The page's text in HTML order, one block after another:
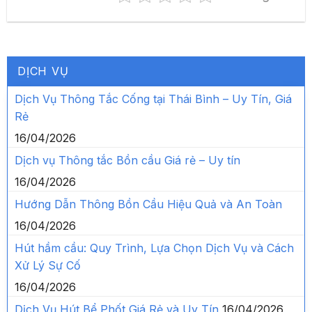
DỊCH VỤ
Dịch Vụ Thông Tắc Cống tại Thái Bình – Uy Tín, Giá
Rẻ
16/04/2026
Dịch vụ Thông tắc Bồn cầu Giá rẻ – Uy tín
16/04/2026
Hướng Dẫn Thông Bồn Cầu Hiệu Quả và An Toàn
16/04/2026
Hút hầm cầu: Quy Trình, Lựa Chọn Dịch Vụ và Cách
Xử Lý Sự Cố
16/04/2026
Dịch Vụ Hút Bể Phốt Giá Rẻ và Uy Tín 16/04/2026